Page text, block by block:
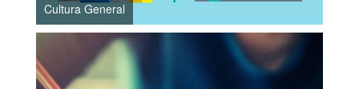
Cultura General